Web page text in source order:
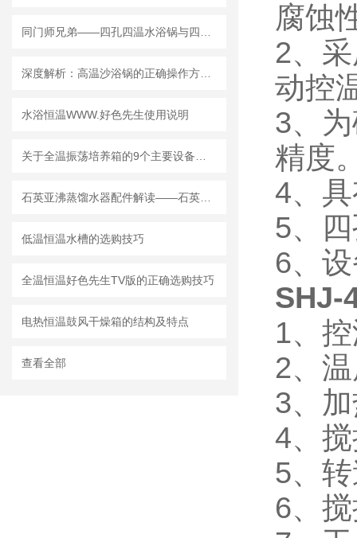
水浴恒温WWW.好色先生使用说明
低温恒温水槽的选购技巧
全温恒温好色先生TV版的正确选购技巧
电热恒温鼓风干燥箱的结构及特点
查看全部
腐蚀
2、
动控
3、
精度
4、
5、
6、
SHJ-
1、
2、
3、
4、
5、
6、